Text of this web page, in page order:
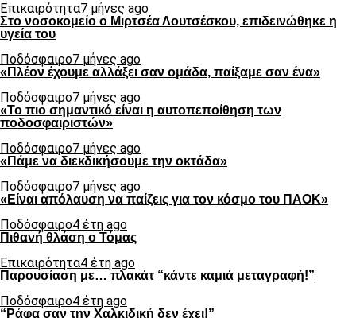
Επικαιρότητα7 μήνες ago
Στο νοσοκομείο ο Μιρτσέα Λουτσέσκου, επιδεινώθηκε η
υγεία του
Ποδόσφαιρο7 μήνες ago
«Πλέον έχουμε αλλάξει σαν ομάδα, παίξαμε σαν ένα»
Ποδόσφαιρο7 μήνες ago
«Το πιο σημαντικό είναι η αυτοπεποίθηση των
ποδοσφαιριστών»
Ποδόσφαιρο7 μήνες ago
«Πάμε να διεκδικήσουμε την οκτάδα»
Ποδόσφαιρο7 μήνες ago
«Είναι απόλαυση να παίζεις για τον κόσμο του ΠΑΟΚ»
Ποδόσφαιρο4 έτη ago
Πιθανή θλάση ο Τόμας
Επικαιρότητα4 έτη ago
Παρουσίαση με… πλακάτ “κάντε καμιά μεταγραφή!”
Ποδόσφαιρο4 έτη ago
“Ράφα σαν την Χαλκιδική δεν έχει!”